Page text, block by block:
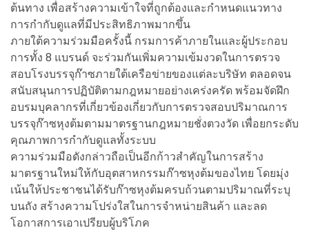
ต้นทาง เพื่อสร้างความเข้าใจที่ถูกต้องและกำหนดแนวทาง
การกำกับดูแลที่มีประสิทธิภาพมากขึ้น
ภายใต้ความร่วมมือครั้งนี้ กรมการค้าภายในและผู้ประกอบ
การทั้ง 8 แบรนด์ จะร่วมกันเพิ่มความเข้มงวดในการตรวจ
สอบโรงบรรจุก๊าซภายใต้เครือข่ายของแต่ละบริษัท ตลอดจน
สนับสนุนการปฏิบัติตามกฎหมายอย่างเคร่งครัด พร้อมจัดฝึก
อบรมบุคลากรที่เกี่ยวข้องเกี่ยวกับการตรวจสอบปริมาณการ
บรรจุก๊าซหุงต้มตามมาตรฐานกฎหมายชั่งตวงวัด เพื่อยกระดับ
คุณภาพการกำกับดูแลทั้งระบบ
ความร่วมมือดังกล่าวถือเป็นอีกก้าวสำคัญในการสร้าง
มาตรฐานใหม่ให้กับอุตสาหกรรมก๊าซหุงต้มของไทย โดยมุ่ง
เน้นให้ประชาชนได้รับก๊าซหุงต้มครบถ้วนตามปริมาณที่ระบุ
บนถัง สร้างความโปร่งใสในการจำหน่ายสินค้า และลด
โอกาสการเอาเปรียบผู้บริโภค